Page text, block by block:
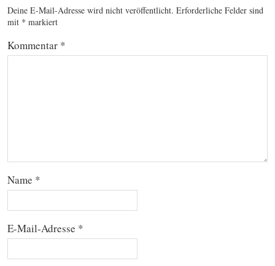
Deine E-Mail-Adresse wird nicht veröffentlicht. Erforderliche Felder sind
mit * markiert
Kommentar *
Name *
E-Mail-Adresse *